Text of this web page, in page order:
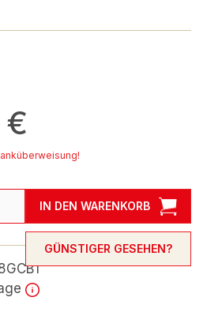
€
IN DEN WARENKORB
GÜNSTIGER GESEHEN?